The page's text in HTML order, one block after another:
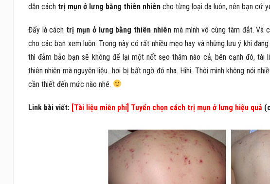
dẫn cách trị mụn ở lưng bằng thiên nhiên cho từng loại da luôn, nên bạn cứ
Đấy là cách trị mụn ở lưng bằng thiên nhiênmà mình vô cùng tâm đắt. Và
cho các bạn xem luôn. Trong này có rất nhiều mẹo hay và những lưu ý khi
thì đảm bảo bạn sẽ không để lại một nốt sẹo thâm nào cả, bên cạnh đó,
thiên nhiên mà nguyên liệu…hơi bị bất ngờ đó nha. Hihi. Thôi mình không nói
cần thiết đến mức nào nhé.
Link bài viết: [Tài liệu miễn phí] Tuyển chọn cách trị mụn ở lưng hiệu quả